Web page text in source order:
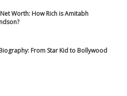
Worth: How Rich is Amitabh
From Star Kid to Bollywood